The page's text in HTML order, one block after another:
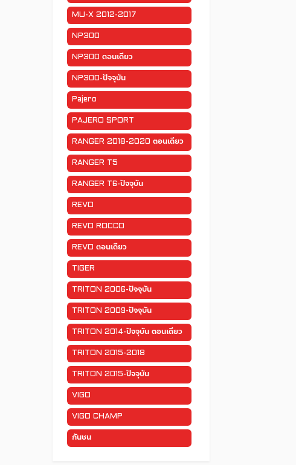
MU-X 2012-2017
NP300
NP300 ตอนเดียว
NP300-ปัจจุบัน
Pajero
PAJERO SPORT
RANGER 2018-2020 ตอนเดียว
RANGER T5
RANGER T6-ปัจจุบัน
REVO
REVO ROCCO
REVO ตอนเดียว
TIGER
TRITON 2006-ปัจจุบัน
TRITON 2009-ปัจจุบัน
TRITON 2014-ปัจจุบัน ตอนเดียว
TRITON 2015-2018
TRITON 2015-ปัจจุบัน
VIGO
VIGO CHAMP
กันชน